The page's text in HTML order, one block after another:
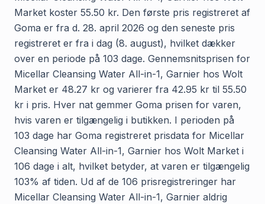
Market koster 55.50 kr. Den første pris registreret af
Goma er fra d. 28. april 2026 og den seneste pris
registreret er fra i dag (8. august), hvilket dækker
over en periode på 103 dage. Gennemsnitsprisen for
Micellar Cleansing Water All-in-1, Garnier hos Wolt
Market er 48.27 kr og varierer fra 42.95 kr til 55.50
kr i pris. Hver nat gemmer Goma prisen for varen,
hvis varen er tilgængelig i butikken. I perioden på
103 dage har Goma registreret prisdata for Micellar
Cleansing Water All-in-1, Garnier hos Wolt Market i
106 dage i alt, hvilket betyder, at varen er tilgængelig
103% af tiden. Ud af de 106 prisregistreringer har
Micellar Cleansing Water All-in-1, Garnier aldrig